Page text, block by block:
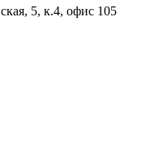
5, к.4, офис 105